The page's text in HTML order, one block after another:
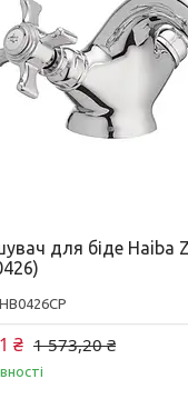
для біде Haiba
HB0426CP
1 573,20 ₴
₴